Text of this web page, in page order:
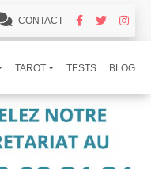
CONTACT
TAROT TESTS BLOG